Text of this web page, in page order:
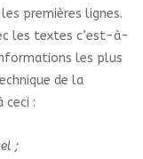
premières lignes.
les textes c’est-à-
les plus
de la
ceci :
;